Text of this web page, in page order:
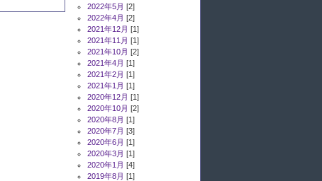
2022年5月 [2]
2022年4月 [2]
2021年12月 [1]
2021年11月 [1]
2021年10月 [2]
2021年4月 [1]
2021年2月 [1]
2021年1月 [1]
2020年12月 [1]
2020年10月 [2]
2020年8月 [1]
2020年7月 [3]
2020年6月 [1]
2020年3月 [1]
2020年1月 [4]
2019年8月 [1]